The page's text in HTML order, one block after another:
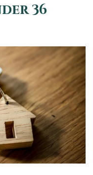
36